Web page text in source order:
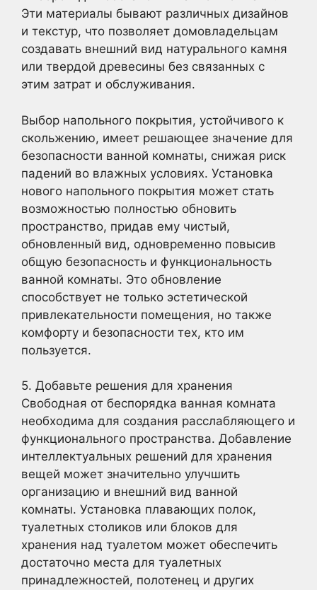
Эти материалы бывают различных дизайнов
и текстур, что позволяет домовладельцам
создавать внешний вид натурального камня
или твердой древесины без связанных с
этим затрат и обслуживания.
Выбор напольного покрытия, устойчивого к
скольжению, имеет решающее значение для
безопасности ванной комнаты, снижая риск
падений во влажных условиях. Установка
нового напольного покрытия может стать
возможностью полностью обновить
пространство, придав ему чистый,
обновленный вид, одновременно повысив
общую безопасность и функциональность
ванной комнаты. Это обновление
способствует не только эстетической
привлекательности помещения, но также
комфорту и безопасности тех, кто им
пользуется.
5. Добавьте решения для хранения
Свободная от беспорядка ванная комната
необходима для создания расслабляющего и
функционального пространства. Добавление
интеллектуальных решений для хранения
вещей может значительно улучшить
организацию и внешний вид ванной
комнаты. Установка плавающих полок,
туалетных столиков или блоков для
хранения над туалетом может обеспечить
достаточно места для туалетных
принадлежностей, полотенец и других